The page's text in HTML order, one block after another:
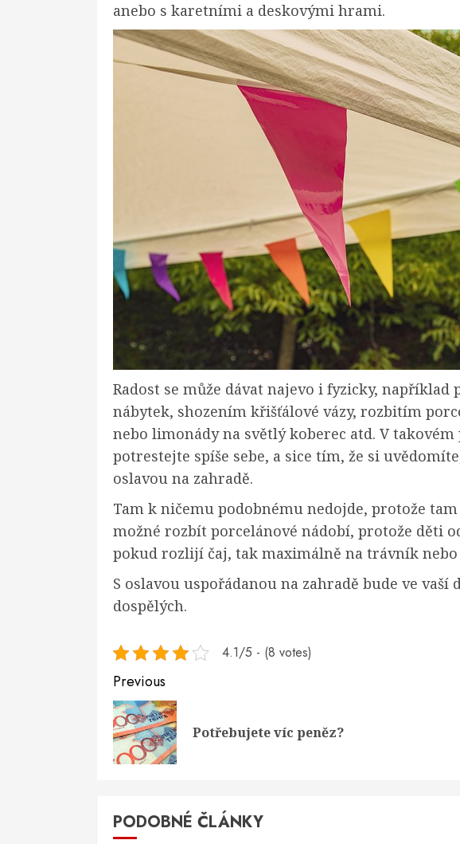
anebo s karetními a deskovými hrami.
Radost se může dávat najevo i fyzicky,
nábytek, shozením křišťálové vázy, rozbitím
nebo limonády na světlý koberec atd. V
potrestejte spíše sebe, a sice tím, že si
oslavou na zahradě.
Tam k ničemu podobnému nedojde, protože
možné rozbít porcelánové nádobí, protože děti
pokud rozlijí čaj, tak maximálně na trávník
S oslavou uspořádanou na zahradě bude ve
dospělých.
4.1/5 - (8 votes)
Continue
Reading
Previous
Potřebujete víc peněz?
PODOBNÉ ČLÁNKY